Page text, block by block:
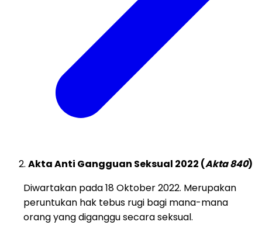
Akta Anti Gangguan Seksual 2022 (Akta 840)
Diwartakan pada 18 Oktober 2022. Merupakan
peruntukan hak tebus rugi bagi mana-mana
orang yang diganggu secara seksual.